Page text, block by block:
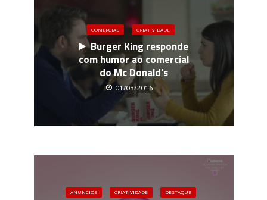
COMERCIAL CRIATIVIDADE
Burger King responde
com humor ao comercial
do Mc Donald’s
01/03/2016
ANÚNCIOS CRIATIVIDADE DESTAQUE